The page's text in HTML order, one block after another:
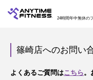
24時間年中無休の
篠崎店へのお問い
よくあるご質問はこちら。